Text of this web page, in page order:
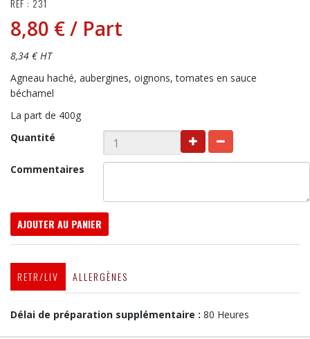
RÉF : 231
8,80 €/ Part
8,34 € HT
Agneau haché, aubergines, oignons, tomates en sauce
béchamel
La part de 400g
Quantité
Commentaires
AJOUTER AU PANIER
RETR/LIV ALLERGÈNES
Délai de préparation supplémentaire : 80 Heures